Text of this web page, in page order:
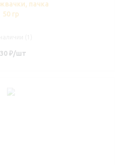
пачка
50 гр
₽/шт